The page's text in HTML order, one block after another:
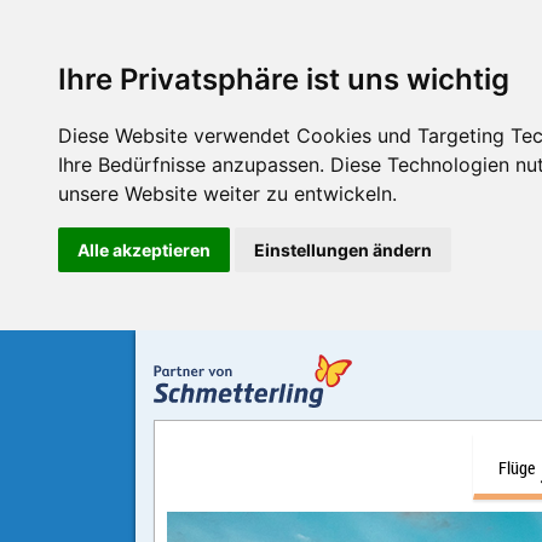
Ihre Privatsphäre ist uns wichtig
Diese Website verwendet Cookies und Targeting
Ihre Bedürfnisse anzupassen. Diese Technologien
unsere Website weiter zu entwickeln.
Alle akzeptieren Einstellungen ändern
Flüge